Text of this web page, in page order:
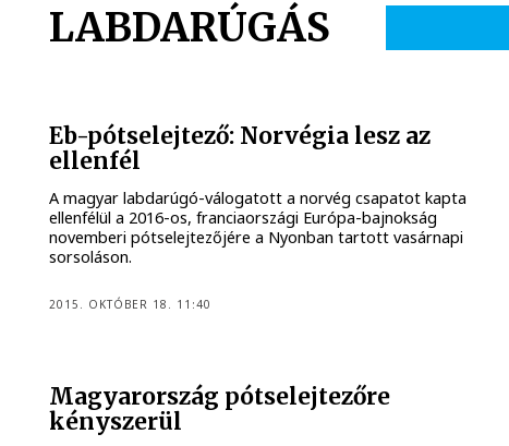
LABDARÚGÁS
Eb-pótselejtező: Norvégia lesz az
ellenfél
A magyar labdarúgó-válogatott a norvég csapatot kapta
ellenfélül a 2016-os, franciaországi Európa-bajnokság
novemberi pótselejtezőjére a Nyonban tartott vasárnapi
sorsoláson.
2015. OKTÓBER 18. 11:40
Magyarország pótselejtezőre
kényszerül